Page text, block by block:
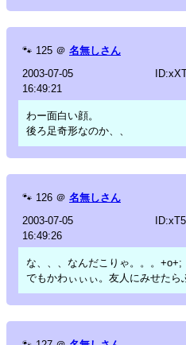
🐾 125 ＠ 名無しさん
2003-07-05
16:49:21
わー面白い顔。
後ろ足奇形なのか、、
🐾 126 ＠ 名無しさん
2003-07-05
16:49:26
な、、、なんだこりゃ。。。+o+;
でもかわぃぃぃ。友人にみせたら